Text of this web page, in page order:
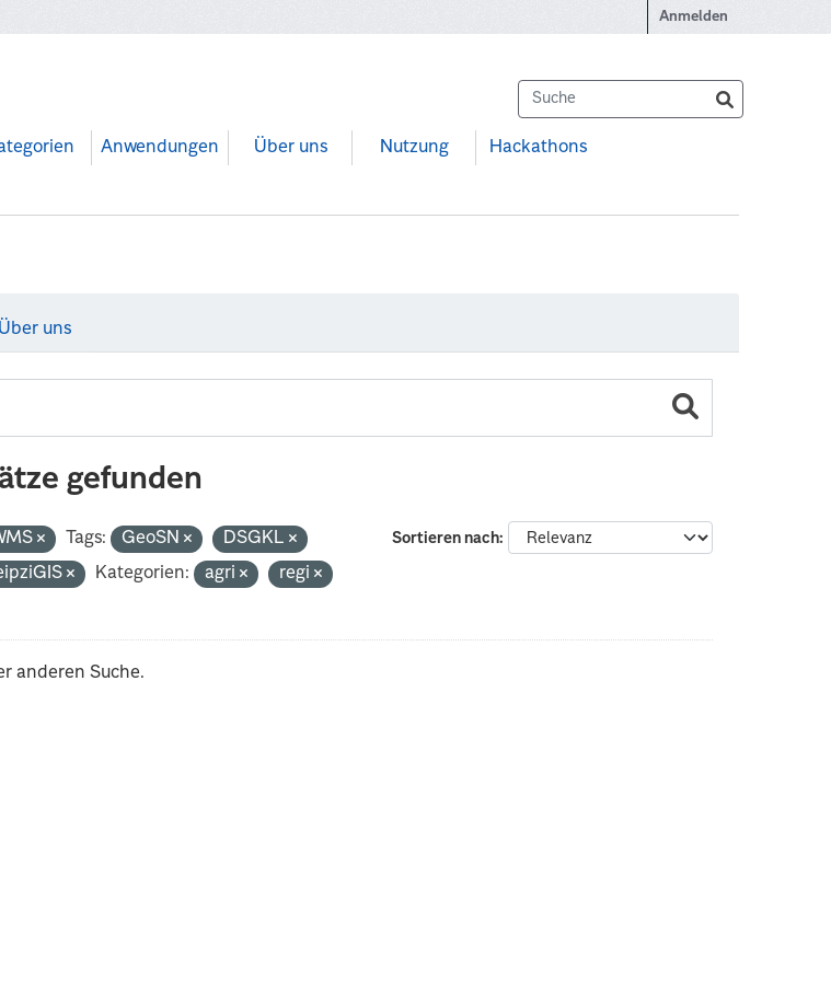
Anmelden
Anwendungen Über uns Nutzung Hackathons
Über uns
gefunden
Sortieren nach
Tags: GeoSN
DSGKL
Kategorien: agri
regi
anderen Suche.